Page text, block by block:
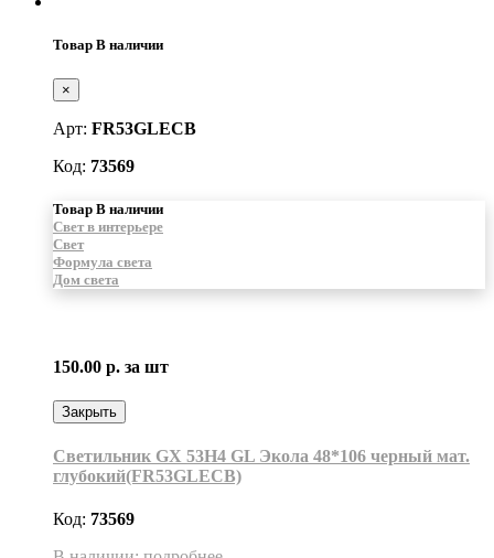
Товар В наличии
×
Арт: FR53GLECB
Код: 73569
Товар В наличии
Свет в интерьере
Свет
Формула света
Дом света
150.00 р. за шт
Закрыть
Светильник GX 53H4 GL Экола 48*106 черный мат.
глубокий(FR53GLECB)
Код: 73569